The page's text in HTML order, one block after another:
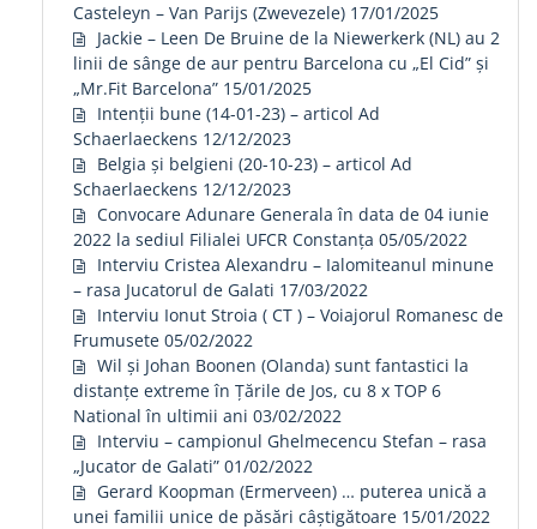
Casteleyn – Van Parijs (Zwevezele) 17/01/2025
Jackie – Leen De Bruine de la Niewerkerk (NL) au 2
linii de sânge de aur pentru Barcelona cu „El Cid” și
„Mr.Fit Barcelona” 15/01/2025
Intenții bune (14-01-23) – articol Ad
Schaerlaeckens 12/12/2023
Belgia și belgieni (20-10-23) – articol Ad
Schaerlaeckens 12/12/2023
Convocare Adunare Generala în data de 04 iunie
2022 la sediul Filialei UFCR Constanța 05/05/2022
Interviu Cristea Alexandru – Ialomiteanul minune
– rasa Jucatorul de Galati 17/03/2022
Interviu Ionut Stroia ( CT ) – Voiajorul Romanesc de
Frumusete 05/02/2022
Wil și Johan Boonen (Olanda) sunt fantastici la
distanțe extreme în Țările de Jos, cu 8 x TOP 6
National în ultimii ani 03/02/2022
Interviu – campionul Ghelmecencu Stefan – rasa
„Jucator de Galati” 01/02/2022
Gerard Koopman (Ermerveen) … puterea unică a
unei familii unice de păsări câștigătoare 15/01/2022